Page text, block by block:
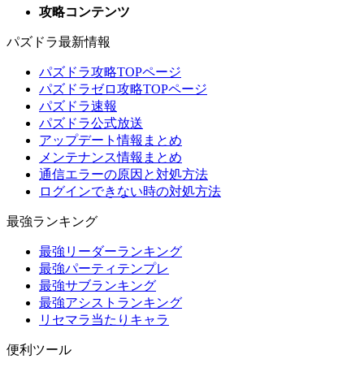
攻略コンテンツ
パズドラ最新情報
パズドラ攻略TOPページ
パズドラゼロ攻略TOPページ
パズドラ速報
パズドラ公式放送
アップデート情報まとめ
メンテナンス情報まとめ
通信エラーの原因と対処方法
ログインできない時の対処方法
最強ランキング
最強リーダーランキング
最強パーティテンプレ
最強サブランキング
最強アシストランキング
リセマラ当たりキャラ
便利ツール